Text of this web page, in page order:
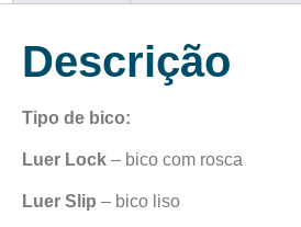
Descrição
Tipo de bico:
Luer Lock – bico com rosca
Luer Slip – bico liso